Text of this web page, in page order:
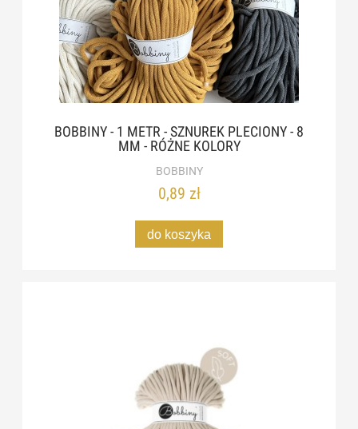
BOBBINY - 1 METR - SZNUREK PLECIONY - 8
MM - RÓŻNE KOLORY
BOBBINY
0,89 zł
do koszyka